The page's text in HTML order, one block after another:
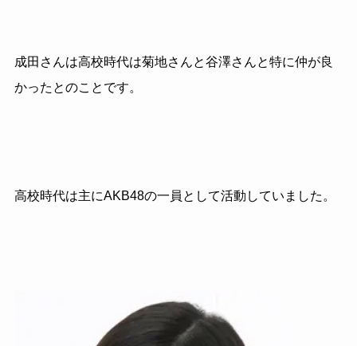
成田さんは高校時代は菊地さんと谷澤さんと特に仲が良
かったとのことです。
高校時代は主にAKB48の一員として活動していました。